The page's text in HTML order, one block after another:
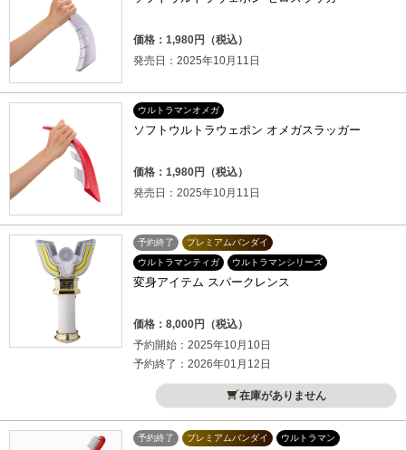
価格：1,980円（税込）
発売日：2025年10月11日
ウルトラマンオメガ
ソフトウルトラウェポン オメガスラッガー
価格：1,980円（税込）
発売日：2025年10月11日
予約終了
プレミアムバンダイ
ウルトラマンティガ
ウルトラマンシリーズ
変身アイテム スパークレンス
価格：8,000円（税込）
予約開始：2025年10月10日
予約終了：2026年01月12日
在庫がありません
予約終了 プレミアムバンダイ ウルトラマン